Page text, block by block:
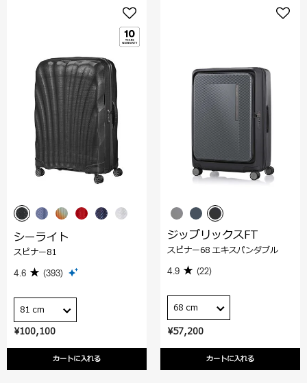
¥100,100
カートに入れる
シーライト
スピナー81
4.6 (393)
81 cm
¥57,200
カートに入れる
ジップリックスFT
スピナー68 エキスパンダブル
4.9 (22)
68 cm